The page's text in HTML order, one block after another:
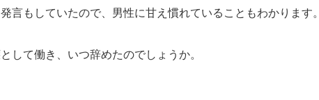
言もしていたので、男性に甘え慣れていることもわかります。
して働き、いつ辞めたのでしょうか。